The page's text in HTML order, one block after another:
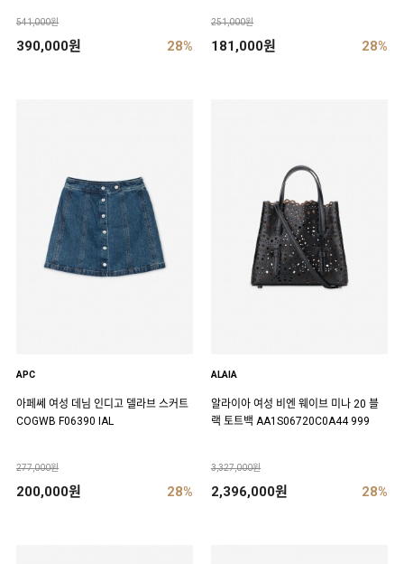
541,000원
390,000원 28%
251,000원
181,000원 28%
APC
아페쎄 여성 데님 인디고 델라브 스커트
COGWB F06390 IAL
277,000원
200,000원 28%
ALAIA
알라이아 여성 비엔 웨이브 미나 20 블
랙 토트백 AA1S06720C0A44 999
3,327,000원
2,396,000원 28%